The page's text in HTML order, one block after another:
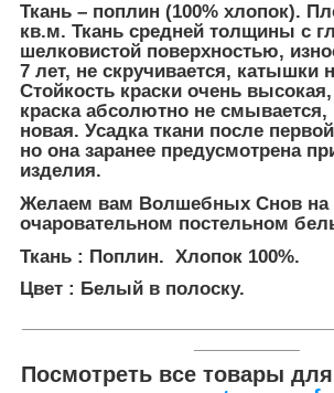
Ткань – поплин (100% хлопок).
кв.м. Ткань средней толщины с
шелковистой поверхностью,
7 лет, не скручивается, катышки
Стойкость краски очень
краска абсолютно не смывается,
новая. Усадка ткани после
но она заранее предусмотрена
изделия.
Желаем вам Волшебных Снов на
очаровательном постельном
Ткань : Поплин. Хлопок 100%.
Цвет : Белый в полоску.
Посмотреть все товары